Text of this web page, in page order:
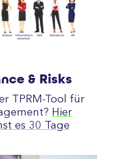
& Risks
TPRM-Tool für
Hier
es 30 Tage